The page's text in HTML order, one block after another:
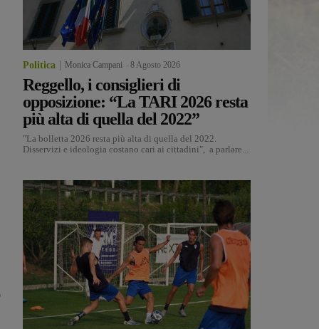
Politica Monica Campani 8 Agosto 2026
Reggello, i consiglieri di
opposizione: “La TARI 2026 resta
più alta di quella del 2022”
"La bolletta 2026 resta più alta di quella del 2022.
Disservizi e ideologia costano cari ai cittadini", a parlare...